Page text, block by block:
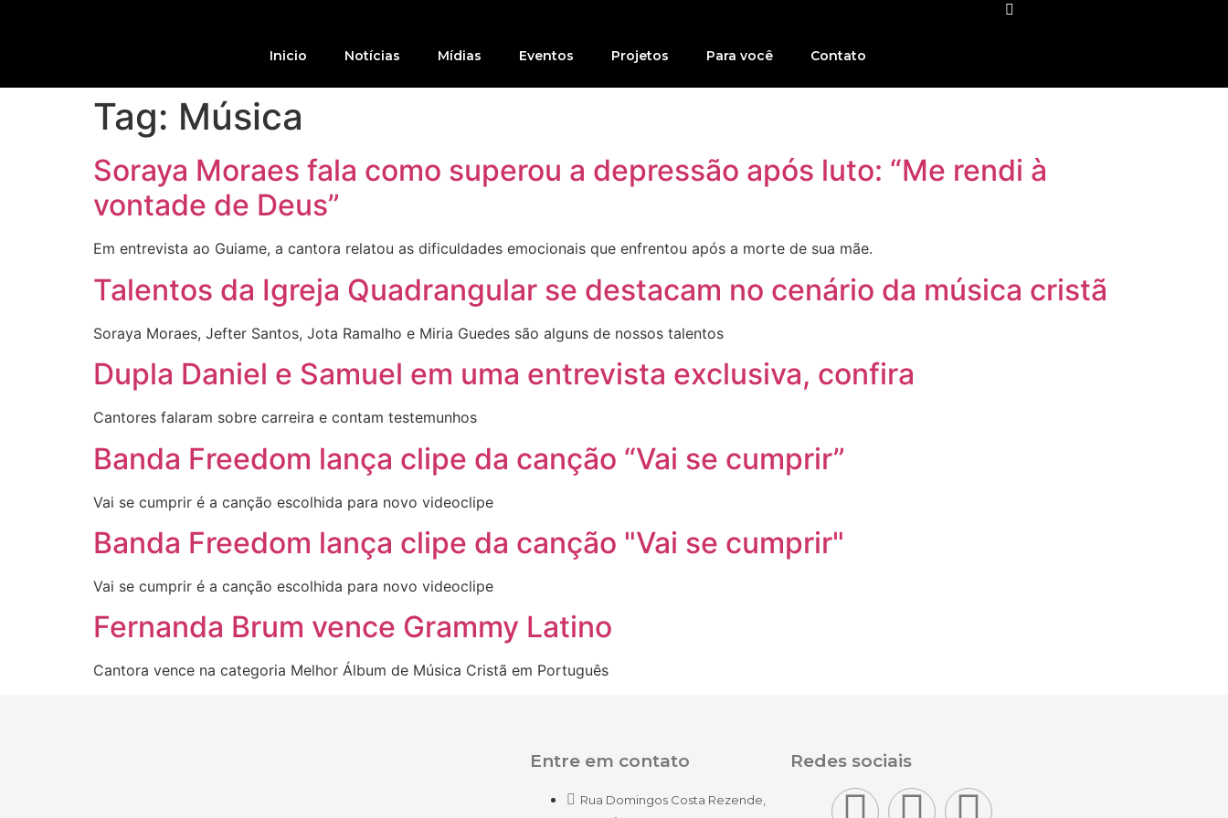
Inicio Notícias Mídias Eventos Projetos Para você Contato
Tag: Música
Soraya Moraes fala como superou a depressão após luto: “Me rendi à
vontade de Deus”
Em entrevista ao Guiame, a cantora relatou as dificuldades emocionais que enfrentou após a morte de sua mãe.
Talentos da Igreja Quadrangular se destacam no cenário da música cristã
Soraya Moraes, Jefter Santos, Jota Ramalho e Miria Guedes são alguns de nossos talentos
Dupla Daniel e Samuel em uma entrevista exclusiva, confira
Cantores falaram sobre carreira e contam testemunhos
Banda Freedom lança clipe da canção “Vai se cumprir”
Vai se cumprir é a canção escolhida para novo videoclipe
Banda Freedom lança clipe da canção "Vai se cumprir"
Vai se cumprir é a canção escolhida para novo videoclipe
Fernanda Brum vence Grammy Latino
Cantora vence na categoria Melhor Álbum de Música Cristã em Português
Entre em contato
Rua Domingos Costa Rezende,
Redes sociais